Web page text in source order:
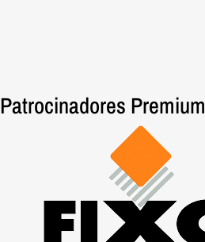
Patrocinadores Premium